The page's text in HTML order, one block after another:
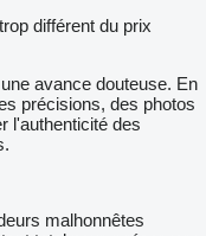
différent du prix
avance douteuse. En
précisions, des photos
l'authenticité des
malhonnêtes